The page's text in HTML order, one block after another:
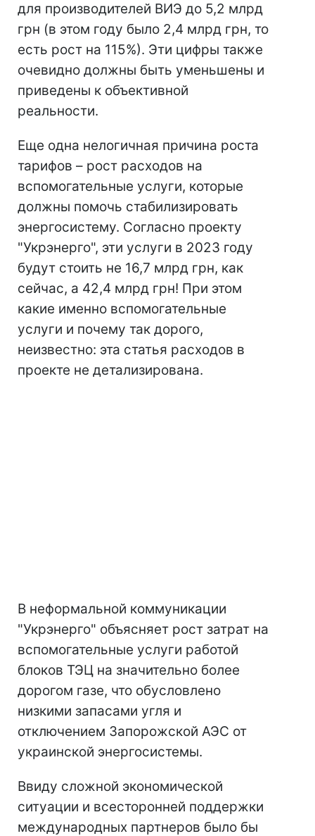
для производителей ВИЭ до 5,2 млрд
грн (в этом году было 2,4 млрд грн, то
есть рост на 115%). Эти цифры также
очевидно должны быть уменьшены и
приведены к объективной
реальности.
Еще одна нелогичная причина роста
тарифов – рост расходов на
вспомогательные услуги, которые
должны помочь стабилизировать
энергосистему. Согласно проекту
"Укрэнерго", эти услуги в 2023 году
будут стоить не 16,7 млрд грн, как
сейчас, а 42,4 млрд грн! При этом
какие именно вспомогательные
услуги и почему так дорого,
неизвестно: эта статья расходов в
проекте не детализирована.
В неформальной коммуникации
"Укрэнерго" объясняет рост затрат на
вспомогательные услуги работой
блоков ТЭЦ на значительно более
дорогом газе, что обусловлено
низкими запасами угля и
отключением Запорожской АЭС от
украинской энергосистемы.
Ввиду сложной экономической
ситуации и всесторонней поддержки
международных партнеров было бы